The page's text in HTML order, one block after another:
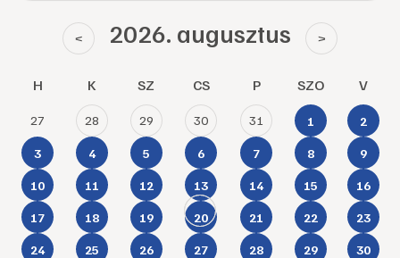
< 2026. augusztus >
H K SZ CS P SZO V
27 28 29 30 31 1 2
3 4 5 6 7 8 9
10 11 12 13 14 15 16
17 18 19 20 21 22 23
24 25 26 27 28 29 30